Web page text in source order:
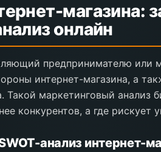
магазина:
онлайн
предпринимателю или
интернет-магазина, а
маркетинговый анализ
конкурентов, а где рискует
анализ интернет-